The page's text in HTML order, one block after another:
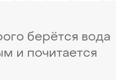
берётся вода
и почитается